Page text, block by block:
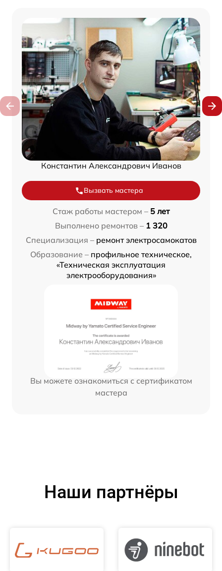
Константин Александрович Иванов
Вызвать мастера
Стаж работы мастером – 5 лет
Выполнено ремонтов – 1 320
Специализация – ремонт электросамокатов
Образование – профильное техническое,
«Техническая эксплуатация
электрооборудования»
Вы можете ознакомиться с сертификатом
мастера
Наши партнёры